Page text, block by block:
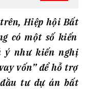
Hiệp hội Bất
có một số kiến
ý như kiến nghị
vốn” để hỗ trợ
tư dự án bất